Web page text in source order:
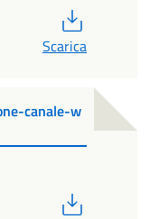
Scarica
canale-w